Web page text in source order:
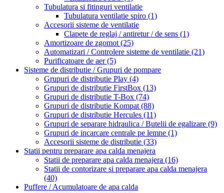
Tubulatura si fitinguri ventilatie
Tubulatura ventilatie spiro (1)
Accesorii sisteme de ventilatie
Clapete de reglaj / antiretur / de sens (1)
Amortizoare de zgomot (25)
Automatizari / Controlere sisteme de ventilatie (21)
Purificatoare de aer(5)
Sisteme de distributie / Grupuri de pompare
Grupuri de distributie Play (4)
Grupuri de distributie FirstBox (13)
Grupuri de distributie T-Box (74)
Grupuri de distributie Kompat (88)
Grupuri de distributie Hercules (11)
Grupuri de separare hidraulica / Butelii de egalizare (9)
Grupuri de incarcare centrale pe lemne (1)
Accesorii sisteme de distributie (33)
Statii pentru preparare apa calda menajera
Statii de preparare apa calda menajera (16)
Statii de contorizare si preparare apa calda menajera
(40)
Puffere / Acumulatoare de apa calda